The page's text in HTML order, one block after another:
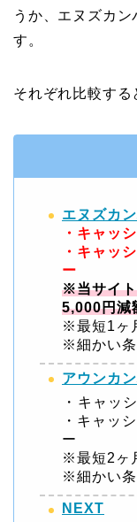
うか、エヌズカ
す。
それぞれ比較する
エヌズカ
・キャッ
・キャッ
ー
※当サイト
5,000円減
※最短1ヶ
※細かい条
アウンカ
・ キャッ
・キャッ
ー
※最短2ヶ
※細かい条
NEXT